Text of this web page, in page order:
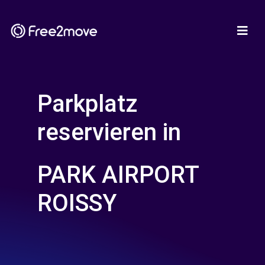
Parkplatz
reservieren in
PARK AIRPORT
ROISSY